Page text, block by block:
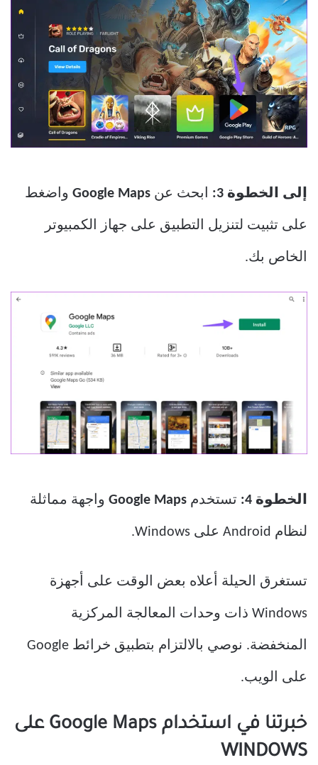
إلى الخطوة 3: ابحث عن واضغط
على تثبيت لتنزيل التطبيق على جهاز الكمبيوتر
الخاص بك.
الخطوة 4: تستخدم Google Maps واجهة مماثلة
لنظام Android على Windows.
تستغرق الحيلة أعلاه بعض الوقت على أجهزة
Windows ذات وحدات المعالجة المركزية
المنخفضة. نوصي بالالتزام بتطبيق خرائط Google
على الويب.
خبرتنا في استخدام Google Maps على
WINDOWS